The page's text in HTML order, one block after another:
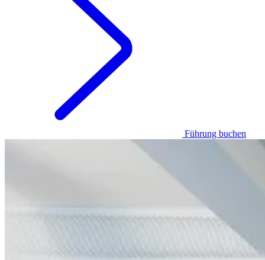
Führung buchen